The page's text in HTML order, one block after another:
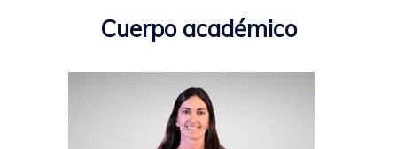
Cuerpo académico